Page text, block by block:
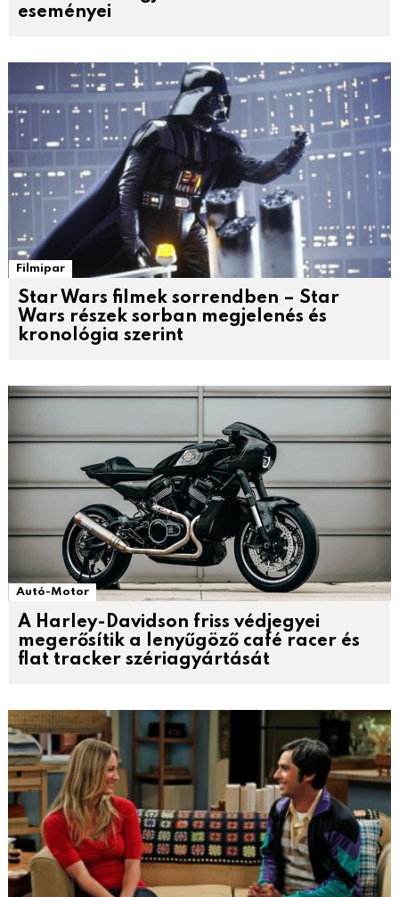
eseményei
Filmipar
Star Wars filmek sorrendben – Star
Wars részek sorban megjelenés és
kronológia szerint
Autó-Motor
A Harley-Davidson friss védjegyei
megerősítik a lenyűgöző café racer és
flat tracker szériagyártását